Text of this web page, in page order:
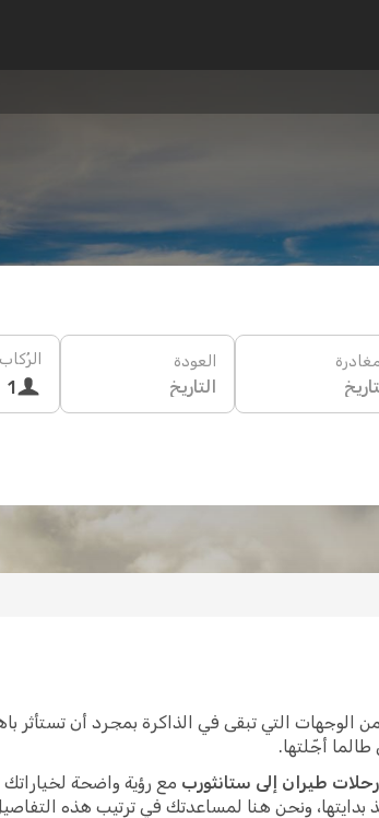
العودة
التاريخ
الرُكاب
1
التي تبقى في الذاكرة بمجرد أن تستأثر
أجّلتها.
طيران إلى ستانثورب مع رؤية واضحة لخياراتك
ونحن هنا لمساعدتك في ترتيب هذه